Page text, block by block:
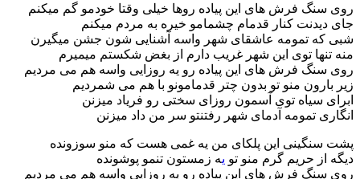
روی سنگ فرش های این پیاده روها خیلی وقتا خودمو گم میکنم
جای دیدنت کنار قدمام چشمامو خیره به مردم میکنم
شبی که تمومه عاشقای شهر واسه آشنایی شون جشن میگیرن
منه تنها توی این شهر غریب دارم از بغض شکستم میمیرم
روی سنگ فرش های این پیاده رو یه روزایی واسه هم می مردیم
زیر بارون منو تو بدون چتر قدمامونو با هم می شمردیم
ابرای سیاه توی آسمون روزای سختی رو فریاد میزنن
انگاری تمومه آدمای شهر رفتنتو سر من داد میزنن
پشت سنگینی این پلکای من یه غمی هست که منو سوزونده
دیگه از حریم گرم منو تو یه زمستون تنمو پوشونده
روی سنگ فرش های این پیاده رو یه روزایی واسه هم می مردیم